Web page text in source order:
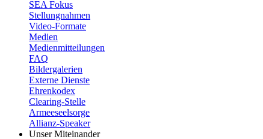
SEA Fokus
Stellungnahmen
Video-Formate
Medien
Medienmitteilungen
FAQ
Bildergalerien
Externe Dienste
Ehrenkodex
Clearing-Stelle
Armeeseelsorge
Allianz-Speaker
Unser Miteinander